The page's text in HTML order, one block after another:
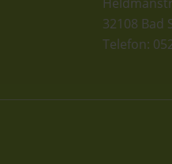
32108 Bad
Telefon: